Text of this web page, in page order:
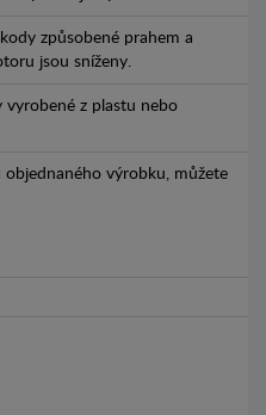
způsobené prahem a
jsou sníženy.
vyrobené z plastu nebo
objednaného výrobku, můžete